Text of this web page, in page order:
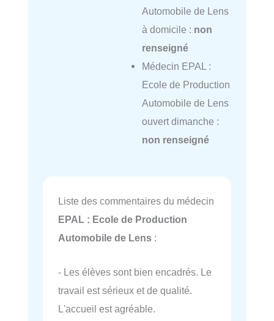
Automobile de Lens
à domicile : non
renseigné
Médecin EPAL :
Ecole de Production
Automobile de Lens
ouvert dimanche :
non renseigné
Liste des commentaires du médecin
EPAL : Ecole de Production
Automobile de Lens :
- Les élèves sont bien encadrés. Le
travail est sérieux et de qualité.
L'accueil est agréable.